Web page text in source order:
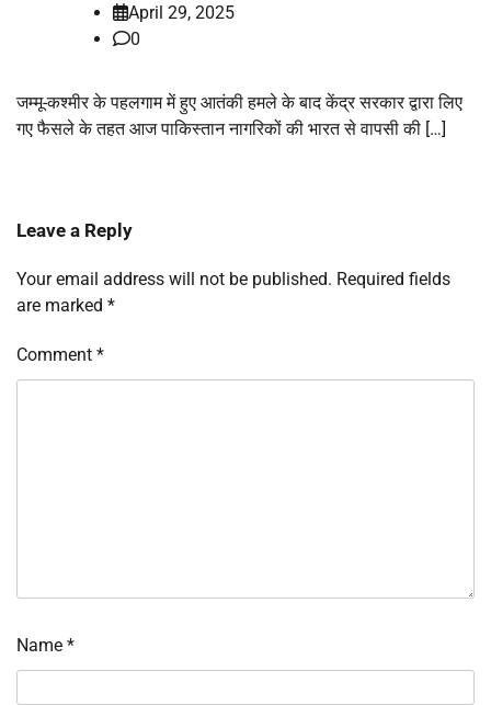
April 29, 2025
0
जम्मू-कश्मीर के पहलगाम में हुए आतंकी हमले के बाद केंद्र सरकार द्वारा लिए
गए फैसले के तहत आज पाकिस्तान नागरिकों की भारत से वापसी की […]
Leave a Reply
Your email address will not be published. Required fields
are marked *
Comment *
Name *